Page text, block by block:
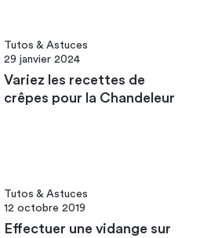
Tutos & Astuces
29 janvier 2024
Variez les recettes de
crêpes pour la Chandeleur
Tutos & Astuces
12 octobre 2019
Effectuer une vidange sur